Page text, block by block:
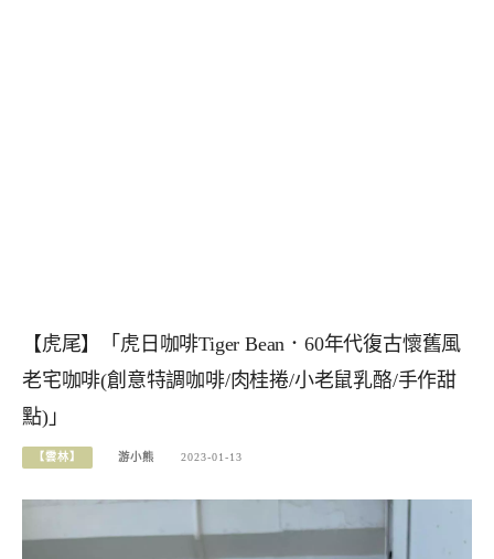
【虎尾】「虎日咖啡Tiger Bean．60年代復古懷舊風
老宅咖啡(創意特調咖啡/肉桂捲/小老鼠乳酪/手作甜
點)」
【雲林】 游小熊 2023-01-13